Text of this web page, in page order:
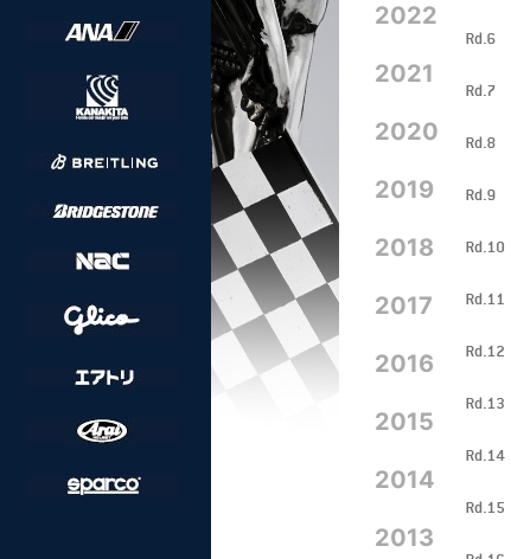
2022
2021
2020
2019
2018
2017
2016
2015
2014
2013